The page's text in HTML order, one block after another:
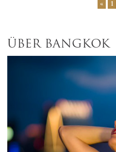
« 1
ÜBER BANGKOK